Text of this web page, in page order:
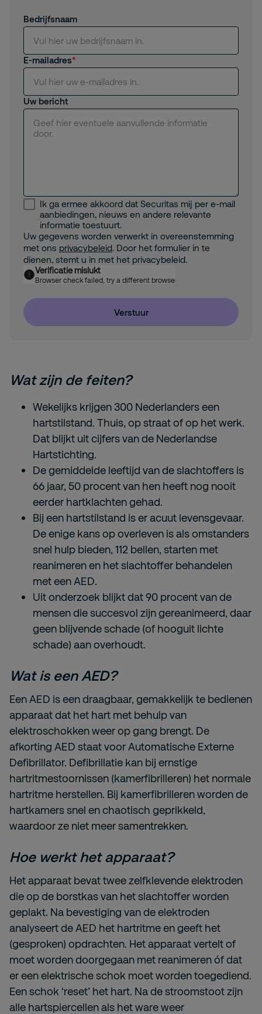
Wat zijn de feiten?
Wekelijks krijgen 300 Nederlanders een
hartstilstand. Thuis, op straat of op het werk.
Dat blijkt uit cijfers van de Nederlandse
Hartstichting.
De gemiddelde leeftijd van de slachtoffers is
66 jaar, 50 procent van hen heeft nog nooit
eerder hartklachten gehad.
Bij een hartstilstand is er acuut levensgevaar.
De enige kans op overleven is als omstanders
snel hulp bieden, 112 bellen, starten met
reanimeren en het slachtoffer behandelen
met een AED.
Uit onderzoek blijkt dat 90 procent van de
mensen die succesvol zijn gereanimeerd, daar
geen blijvende schade (of hooguit lichte
schade) aan overhoudt.
Wat is een AED?
Een AED is een draagbaar, gemakkelijk te bedienen
apparaat dat het hart met behulp van
elektroschokken weer op gang brengt. De
afkorting AED staat voor Automatische Externe
Defibrillator. Defibrillatie kan bij ernstige
hartritmestoornissen (kamerfibrilleren) het normale
hartritme herstellen. Bij kamerfibrilleren worden de
hartkamers snel en chaotisch geprikkeld,
waardoor ze niet meer samentrekken.
Hoe werkt het apparaat?
Het apparaat bevat twee zelfklevende elektroden
die op de borstkas van het slachtoffer worden
geplakt. Na bevestiging van de elektroden
analyseert de AED het hartritme en geeft het
(gesproken) opdrachten. Het apparaat vertelt of
moet worden doorgegaan met reanimeren óf dat
er een elektrische schok moet worden toegediend.
Een schok ‘reset’ het hart. Na de stroomstoot zijn
alle hartspiercellen als het ware weer
Bedrijfsnaam
E-mailadres
Uw bericht
Ik ga ermee akkoord dat Securitas mij per e-mail
aanbiedingen, nieuws en andere relevante
informatie toestuurt.
Uw gegevens worden verwerkt in overeenstemming
met ons privacybeleid. Door het formulier in te
dienen, stemt u in met het privacybeleid.
Verificatie mislukt
Browser check failed, try a different browser
Verstuur